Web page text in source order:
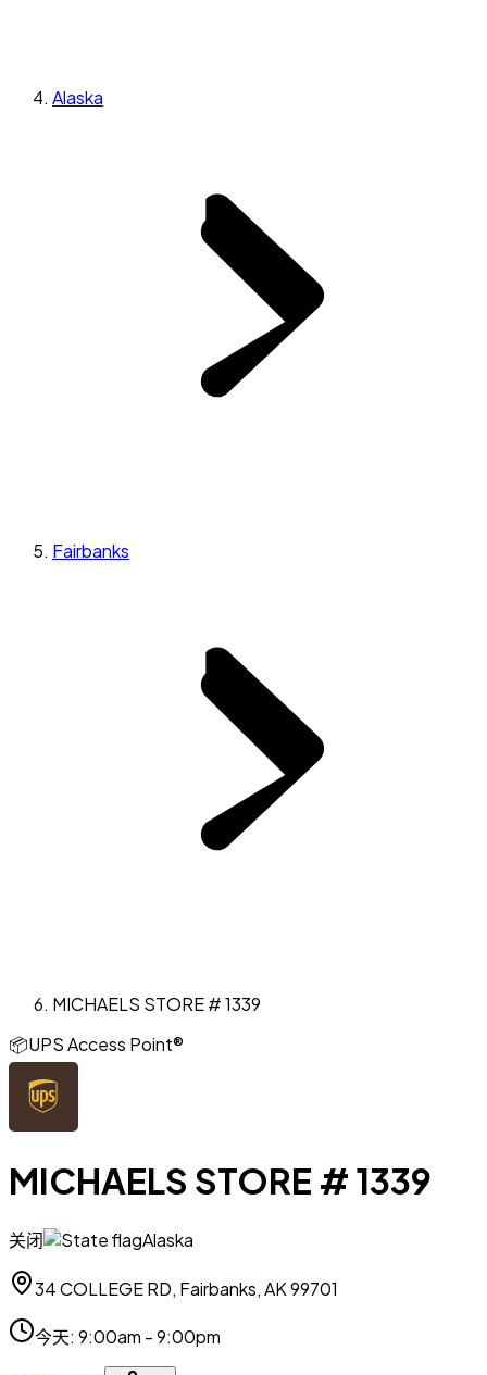
Alaska
Fairbanks
MICHAELS STORE # 1339
📦UPS Access Point®
MICHAELS STORE # 1339
关闭 Alaska
34 COLLEGE RD, Fairbanks, AK 99701
今天: 9:00am - 9:00pm